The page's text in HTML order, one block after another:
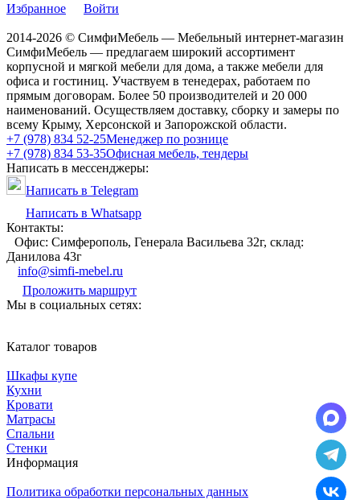
Избранное
Войти
2014-2026 © СимфиМебель — Мебельный интернет-магазин
СимфиМебель — предлагаем широкий ассортимент
корпусной и мягкой мебели для дома, а также мебели для
офиса и гостиниц. Участвуем в тенедерах, работаем по
прямым договорам. Более 50 производителей и 20 000
наименований. Осуществляем доставку, сборку и замеры по
всему Крыму, Херсонской и Запорожской области.
+7 (978) 834 52-25Менеджер по рознице
+7 (978) 834 53-35Офисная мебель, тендеры
Написать в мессенджеры:
Написать в Telegram
Написать в Whatsapp
Контакты:
Офис: Симферополь, Генерала Васильева 32г, склад:
Данилова 43г
info@simfi-mebel.ru
Проложить маршрут
Мы в социальных сетях:
Каталог товаров
Шкафы купе
Кухни
Кровати
Матрасы
Cпальни
Стенки
Информация
Политика обработки персональных данных